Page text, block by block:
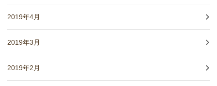
2019年4月
2019年3月
2019年2月